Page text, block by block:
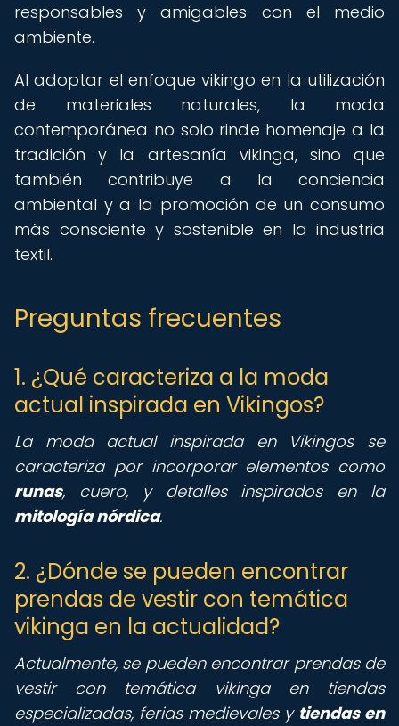
responsables y amigables con el medio
ambiente.
Al adoptar el enfoque vikingo en la utilización
de materiales naturales, la moda
contemporánea no solo rinde homenaje a la
tradición y la artesanía vikinga, sino que
también contribuye a la conciencia
ambiental y a la promoción de un consumo
más consciente y sostenible en la industria
textil.
Preguntas frecuentes
1. ¿Qué caracteriza a la moda
actual inspirada en Vikingos?
La moda actual inspirada en Vikingos se
caracteriza por incorporar elementos como
runas, cuero, y detalles inspirados en la
mitología nórdica.
2. ¿Dónde se pueden encontrar
prendas de vestir con temática
vikinga en la actualidad?
Actualmente, se pueden encontrar prendas de
vestir con temática vikinga en tiendas
especializadas, ferias medievales y tiendas en